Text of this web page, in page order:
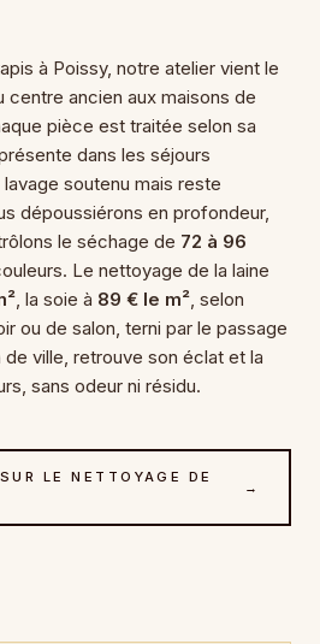
à Poissy, notre atelier vient le
ancien aux maisons de
pièce est traitée selon sa
dans les séjours
soutenu mais reste
dépoussiérons en profondeur,
le séchage de 72 à 96
Le nettoyage de la laine
, la soie à 89 € le m², selon
ou de salon, terni par le passage
ville, retrouve son éclat et la
sans odeur ni résidu.
LE NETTOYAGE DE
→